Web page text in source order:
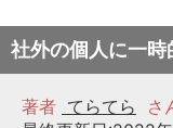
社外の個人に一
著者 てらてら
さ